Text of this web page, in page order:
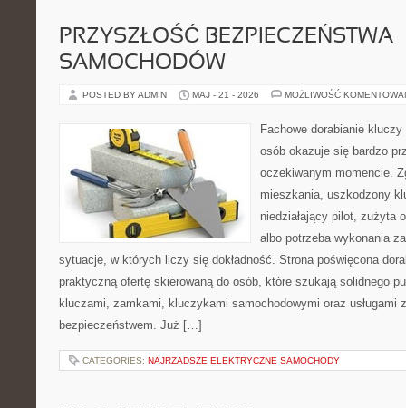
PRZYSZŁOŚĆ BEZPIECZEŃSTWA
SAMOCHODÓW
POSTED BY ADMIN MAJ - 21 - 2026 MOŻLIWOŚĆ
Fachowe dorabianie
osób okazuje się bardzo
oczekiwanym momencie.
mieszkania, uszkodzony
niedziałający pilot, zużyta
albo potrzeba wykonania
sytuacje, w których liczy się dokładność. Strona poświęcona
praktyczną ofertę skierowaną do osób, które szukają solidnego
kluczami, zamkami, kluczykami samochodowymi oraz usługami
bezpieczeństwem. Już […]
CATEGORIES: NAJRZADSZE ELEKTRYCZNE SAMOCHODY